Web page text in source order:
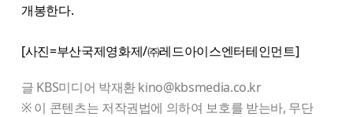
개봉한다.
[사진=부산국제영화제/㈜레드아이스엔터테인먼트]
글 KBS미디어 박재환 kino@kbsmedia.co.kr
※ 이 콘텐츠는 저작권법에 의하여 보호를 받는바, 무단